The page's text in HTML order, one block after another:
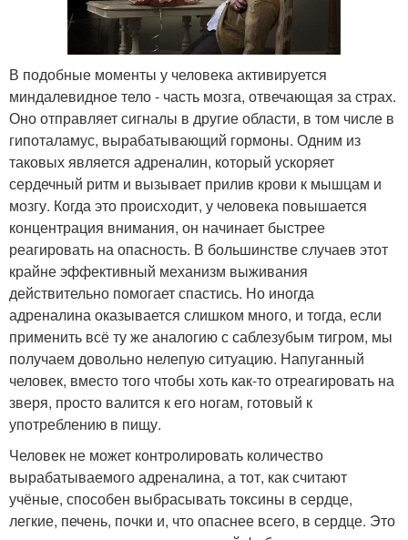
В подобные моменты у человека активируется
миндалевидное тело - часть мозга, отвечающая за страх.
Оно отправляет сигналы в другие области, в том числе в
гипоталамус, вырабатывающий гормоны. Одним из
таковых является адреналин, который ускоряет
сердечный ритм и вызывает прилив крови к мышцам и
мозгу. Когда это происходит, у человека повышается
концентрация внимания, он начинает быстрее
реагировать на опасность. В большинстве случаев этот
крайне эффективный механизм выживания
действительно помогает спастись. Но иногда
адреналина оказывается слишком много, и тогда, если
применить всё ту же аналогию с саблезубым тигром, мы
получаем довольно нелепую ситуацию. Напуганный
человек, вместо того чтобы хоть как-то отреагировать на
зверя, просто валится к его ногам, готовый к
употреблению в пищу.
Человек не может контролировать количество
вырабатываемого адреналина, а тот, как считают
учёные, способен выбрасывать токсины в сердце,
легкие, печень, почки и, что опаснее всего, в сердце. Это